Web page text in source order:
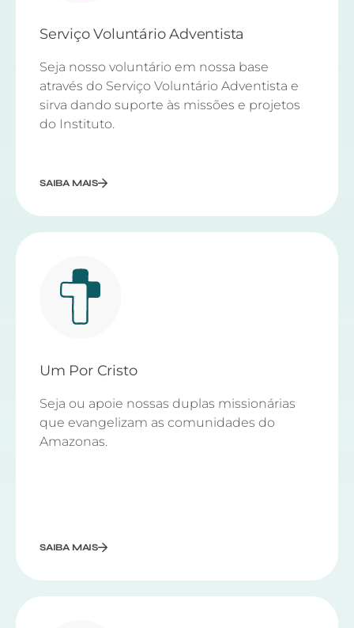
Serviço Voluntário Adventista
Seja nosso voluntário em nossa base
através do Serviço Voluntário Adventista e
sirva dando suporte às missões e projetos
do Instituto.
SAIBA MAIS
Um Por Cristo
Seja ou apoie nossas duplas missionárias
que evangelizam as comunidades do
Amazonas.
SAIBA MAIS